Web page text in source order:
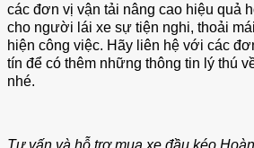
các đơn vị vận tải nâng cao hiệu quả
cho người lái xe sự tiện nghi, thoải
hiện công việc. Hãy liên hệ với các
tín để có thêm những thông tin lý thú
nhé.
Tư vấn và hỗ trợ mua xe đầu kéo